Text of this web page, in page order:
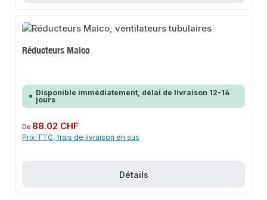
Réducteurs Maico
Disponible immédiatement, délai de livraison 12-14
jours
Prix régulier :
De 88.02 CHF
Prix TTC, frais de livraison en sus
Détails